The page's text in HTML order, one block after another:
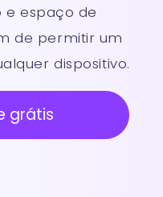
espaço de
de permitir um
dispositivo.
grátis